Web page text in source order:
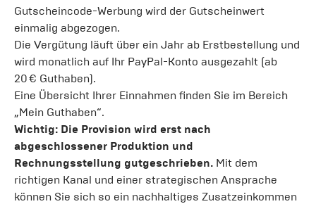
Gutscheincode-Werbung wird der Gutscheinwert
einmalig abgezogen.
Die Vergütung läuft über ein Jahr ab Erstbestellung und
wird monatlich auf Ihr PayPal-Konto ausgezahlt (ab
20 € Guthaben).
Eine Übersicht Ihrer Einnahmen finden Sie im Bereich
„Mein Guthaben“.
Wichtig: Die Provision wird erst nach
abgeschlossener Produktion und
Rechnungsstellung gutgeschrieben. Mit dem
richtigen Kanal und einer strategischen Ansprache
können Sie sich so ein nachhaltiges Zusatzeinkommen